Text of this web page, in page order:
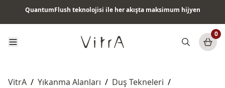
QuantumFlush teknolojisi ile her akışta maksimum hijyen
0
VitrA / Yıkanma Alanları / Duş Tekneleri /